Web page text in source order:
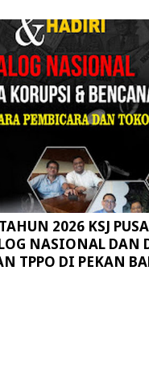
2026 KSJ
NASIONAL DAN
TPPO DI PEKAN